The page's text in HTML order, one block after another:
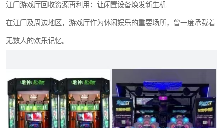
江门游戏厅回收资源再利用：让闲置设备焕发新生机
在江门及周边地区，游戏厅作为休闲娱乐的重要场所，曾一度承载着
无数人的欢乐记忆。
游戏厅回收